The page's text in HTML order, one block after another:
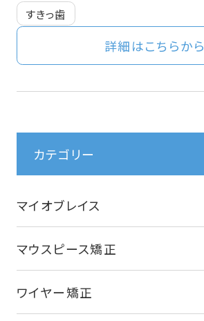
すきっ歯
詳細はこちらから
カテゴリー
マイオブレイス
マウスピース矯正
ワイヤー矯正